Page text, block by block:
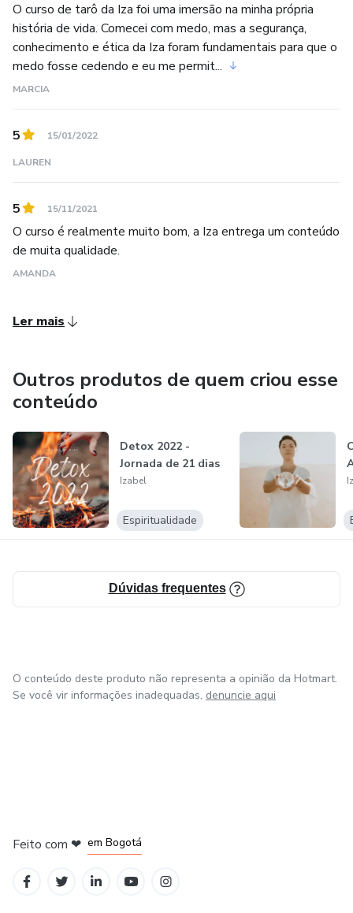
O curso de tarô da Iza foi uma imersão na minha própria
história de vida. Comecei com medo, mas a segurança,
conhecimento e ética da Iza foram fundamentais para que o
medo fosse cedendo e eu me permit...
MARCIA
5 15/01/2022
LAUREN
5 15/11/2021
O curso é realmente muito bom, a Iza entrega um conteúdo
de muita qualidade.
AMANDA
Ler mais
Outros produtos de quem criou esse
conteúdo
Detox 2022 -
Jornada de 21 dias
Izabel
Espiritualidade
Dúvidas frequentes
O conteúdo deste produto não representa a opinião da Hotmart.
Se você vir informações inadequadas, denuncie aqui
Feito com ❤ em Bogotá